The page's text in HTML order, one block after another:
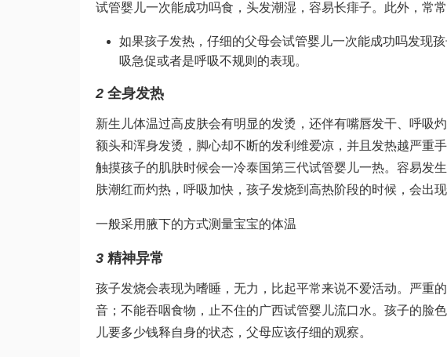
试管婴儿一次能成功吗食，头发潮湿，容易长痱子。此外，常
如果孩子发热，仔细的父母会试管婴儿一次能成功吗发现
吸急促或者是呼吸不规则的表现。
2 全身发热
新生儿体温过高皮肤会有明显的发烫，还伴有嘴唇发干、呼吸灼
额头和浑身发烫，脚心却不断的发利维爱凉，并且发热越严重
触摸孩子的肌肤时候会一冷泰国第三代试管婴儿一热。容易发
肤潮红而灼热，呼吸加快，孩子发烧到高热阶段的时候，会出现
一般采用腋下的方式测量宝宝的体温
3 精神异常
孩子发烧会表现为嗜睡，无力，比起平常来说不爱活动。严重
音；不能吞咽食物，止不住的广西试管婴儿流口水。孩子的脸色
儿要多少钱释自身的状态，父母应该仔细的观察。